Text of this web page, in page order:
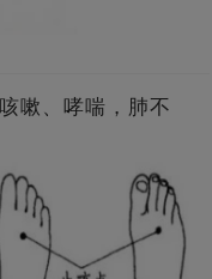
嗽、哮喘，肺不